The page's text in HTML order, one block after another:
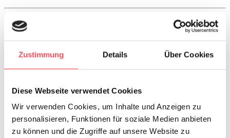
Zustimmung Details Über Cookies
Diese Webseite verwendet Cookies
Wir verwenden Cookies, um Inhalte und Anzeigen zu
personalisieren, Funktionen für soziale Medien anbieten
zu können und die Zugriffe auf unsere Website zu
13. Teslim yeri, risk transferi
Oberzent, Almanya'daki kayıtlı ofisi olacaktır.
edilmeye hazır olduğunun bildirilmesi üzerine yükümlülüklerini
Sipariş onayında aksi belirtilmedikçe, teslimat "fabrika çıkışlı"
Taraflar arasında aksi kararlaştırılmadıkça, kazara kayıp veya
kazara bozulma riski, sevkiyat yoluyla satış durumunda taşıyıcıya
teslim edildikten sonra müşteriye geçecektir.
Alıcı, masrafları kendisine ait olmak üzere malları boşaltacaktır.